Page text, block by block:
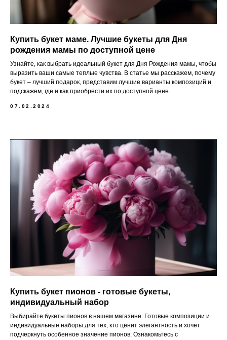
Купить букет маме. Лучшие букеты для Дня
рождения мамы по доступной цене
Узнайте, как выбрать идеальный букет для Дня Рождения мамы, чтобы
выразить ваши самые теплые чувства. В статье мы расскажем, почему
букет – лучший подарок, представим лучшие варианты композиций и
подскажем, где и как приобрести их по доступной цене.
07.02.2024
Купить букет пионов - готовые букеты,
индивидуальный набор
Выбирайте букеты пионов в нашем магазине. Готовые композиции и
индивидуальные наборы для тех, кто ценит элегантность и хочет
подчеркнуть особенное значение пионов. Ознакомьтесь с